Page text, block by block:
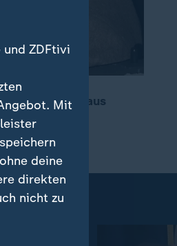
Mischung aus
und ZDFtivi
Mit
deine
direkten
nicht zu